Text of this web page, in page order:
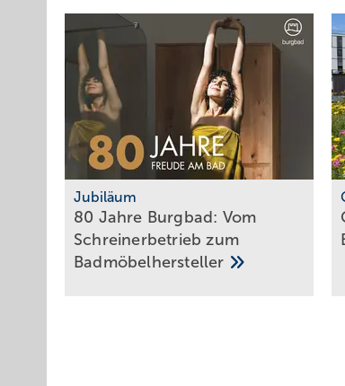
Jubiläum
80 Jahre Burgbad: Vom
Schrei­ner­be­trieb zum
Bad­mö­bel­her­steller